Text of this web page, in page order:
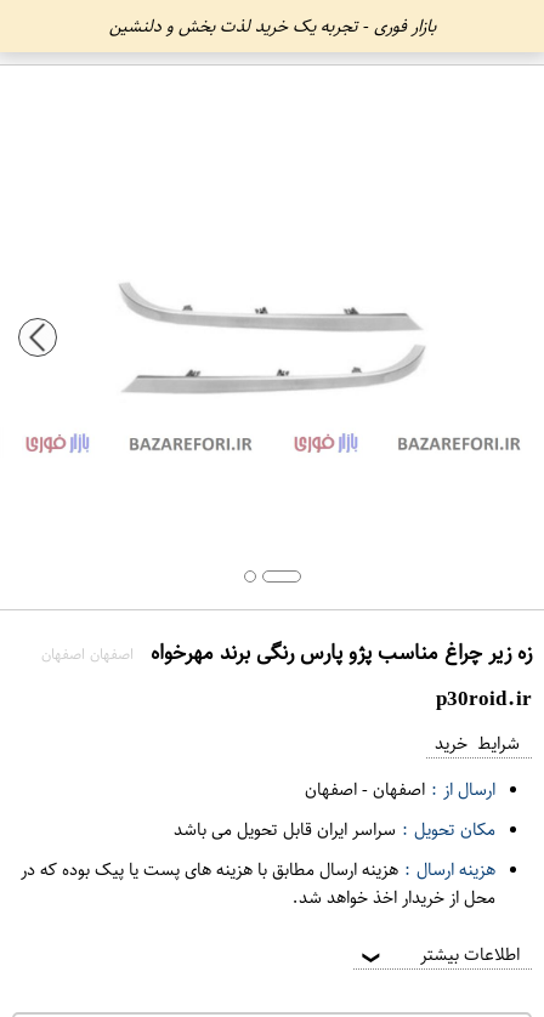
بازار فوری - تجربه یک خرید لذت بخش و دلنشین
زه زیر چراغ مناسب پژو پارس رنگی برند مهرخواه اصفهان اصفهان
p30roid.ir
شرایط خرید
ارسال از : اصفهان-اصفهان
مکان تحویل : سراسر ایران قابل تحویل می باشد
هزینه ارسال : هزینه ارسال مطابق با هزینه های پست یا پیک بوده که در
محل از خریدار اخذ خواهد شد.
اطلاعات بیشتر ❯